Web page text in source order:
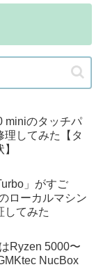
miniのタッチパ
理してみた【タ
」がすご
ローカルマシン
してみた
Ryzen 5000〜
NucBox